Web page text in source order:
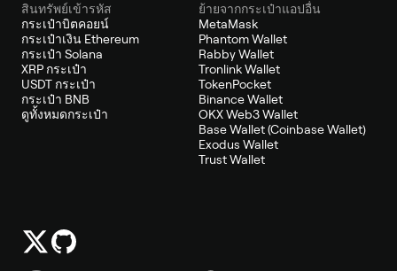
สินทรัพย์เข้ารหัส
กระเป๋าบิตคอยน์
กระเป๋าเงิน Ethereum
กระเป๋า Solana
XRP กระเป๋า
USDT กระเป๋า
กระเป๋า BNB
ดูทั้งหมดกระเป๋า
ย้ายจากกระเป๋าแอปอื่น
MetaMask
Phantom Wallet
Rabby Wallet
Tronlink Wallet
TokenPocket
Binance Wallet
OKX Web3 Wallet
Base Wallet (Coinbase Wallet)
Exodus Wallet
Trust Wallet